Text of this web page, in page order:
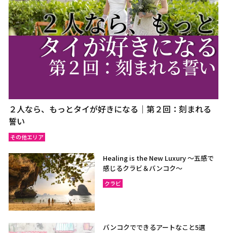
２人なら、もっとタイが好きになる｜第２回：刻まれる
誓い
その他エリア
Healing is the New Luxury ～五感で
感じるクラビ＆バンコク～
クラビ
バンコクでできるアートなこと5選